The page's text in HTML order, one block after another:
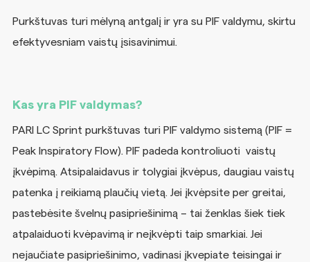
Purkštuvas turi mėlyną antgalį ir yra su PIF valdymu, skirtu
efektyvesniam vaistų įsisavinimui.
Kas yra PIF valdymas?
PARI LC Sprint purkštuvas turi PIF valdymo sistemą (PIF =
Peak Inspiratory Flow). PIF padeda kontroliuoti vaistų
įkvėpimą. Atsipalaidavus ir tolygiai įkvėpus, daugiau vaistų
patenka į reikiamą plaučių vietą. Jei įkvėpsite per greitai,
pastebėsite švelnų pasipriešinimą – tai ženklas šiek tiek
atpalaiduoti kvėpavimą ir neįkvėpti taip smarkiai. Jei
nejaučiate pasipriešinimo, vadinasi įkvepiate teisingai ir